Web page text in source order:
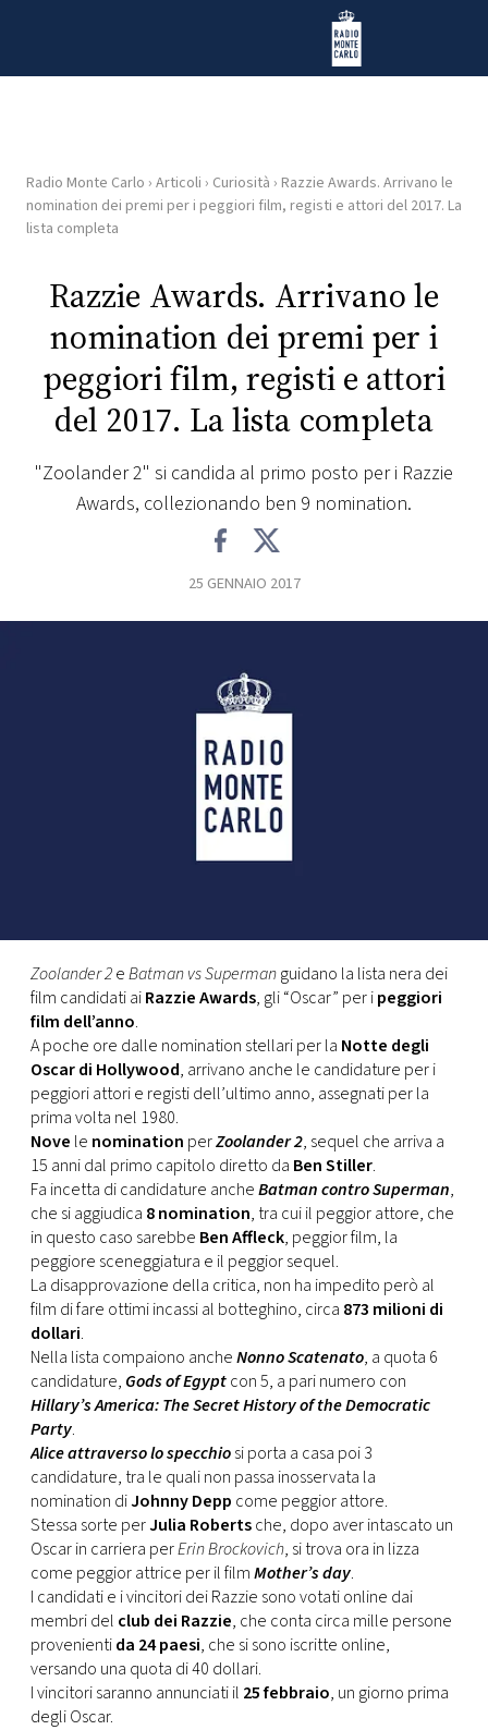
Radio Monte Carlo
HOME
RADIO
PLAYLIST
NEWS
RMC
CONSIGLIA
Radio Monte Carlo › Articoli › Curiosità › Razzie Awards. Arrivano le
nomination dei premi per i peggiori film, registi e attori del 2017. La
lista completa
Razzie Awards. Arrivano le
nomination dei premi per i
peggiori film, registi e attori
del 2017. La lista completa
"Zoolander 2" si candida al primo posto per i Razzie
Awards, collezionando ben 9 nomination.
25 GENNAIO 2017
Zoolander 2eBatman vs Supermanguidano la lista nera dei
film candidati aiRazzie Awards, gli “Oscar” per ipeggiori
film dell’anno.
A poche ore dalle nomination stellari per la Notte degli
Oscar di Hollywood, arrivano anche le candidature per i
peggiori attori e registi dell’ultimo anno, assegnati per la
prima volta nel 1980.
Nove le nomination perZoolander 2, sequel che arriva a
15 anni dal primo capitolo diretto da Ben Stiller.
Fa incetta di candidature ancheBatman contro Superman,
che si aggiudica 8 nomination, tra cui il peggior attore, che
in questo caso sarebbe Ben Affleck, peggior film, la
peggiore sceneggiatura e il peggior sequel.
La disapprovazione della critica, non ha impedito però al
film di fare ottimi incassi al botteghino, circa 873 milioni di
dollari.
Nella lista compaiono ancheNonno Scatenato, a quota 6
candidature, Gods of Egyptcon 5, a pari numero con
Hillary’s America: The Secret History of the Democratic
Party.
Alice attraverso lo specchiosi porta a casa poi 3
candidature, tra le quali non passa inosservata la
nomination diJohnny Depp come peggior attore.
Stessa sorte perJulia Robertsche, dopo aver intascato un
Oscar in carriera perErin Brockovich, si trova ora in lizza
come peggior attrice per il filmMother’s day.
I candidati e i vincitori dei Razzie sono votati online dai
membri del club dei Razzie, che conta circa mille persone
provenientida 24 paesi, che si sono iscritte online,
versando una quota di 40 dollari.
I vincitori saranno annunciati il 25 febbraio, un giorno prima
degli Oscar.